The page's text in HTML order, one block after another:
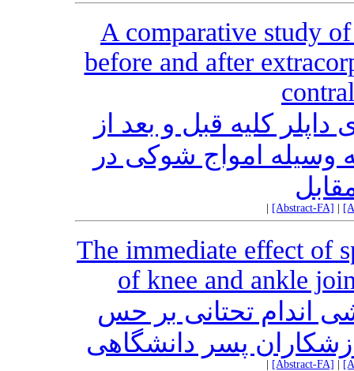
A comparative study
before and after
کلیه قبل و بعد از
وسیله امواج شوکی در
[Abstract-FA]
The immediate effect of
of knee and ankle
اندام تحتانی بر حس
پسر دانشگاهی
[Abstract-FA]